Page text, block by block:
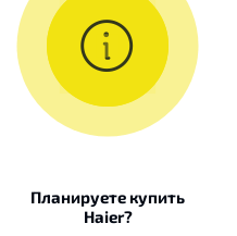
Планируете купить
Haier?